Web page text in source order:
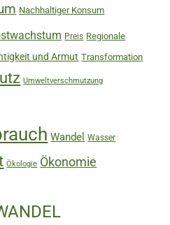
Nachhaltiger Konsum
Preis Regionale
und Armut Transformation
Umweltverschmutzung
Wandel Wasser
Ökologie Ökonomie